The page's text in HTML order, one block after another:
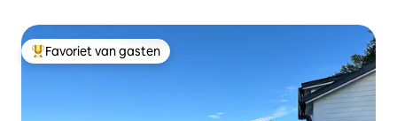
Topfavoriet van gasten
Favoriet van gasten